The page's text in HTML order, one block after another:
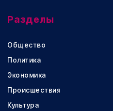
Разделы
Общество
Политика
Экономика
Происшествия
Культура